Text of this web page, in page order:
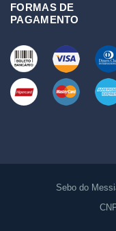
FORMAS DE
PAGAMENTO
Sebo do